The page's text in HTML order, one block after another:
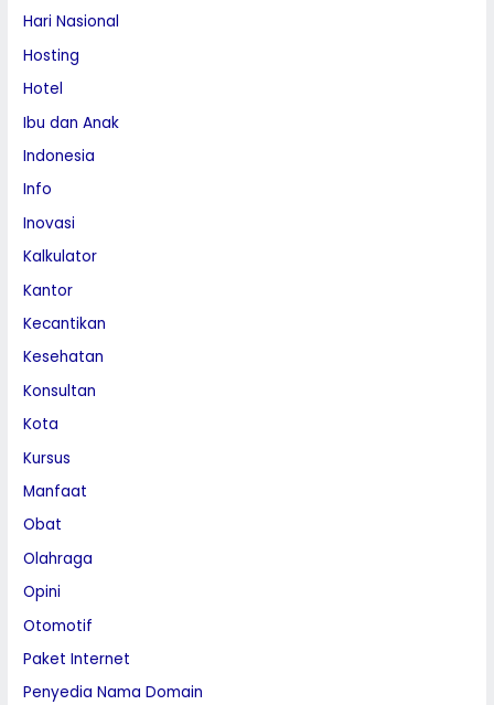
Hari Nasional
Hosting
Hotel
Ibu dan Anak
Indonesia
Info
Inovasi
Kalkulator
Kantor
Kecantikan
Kesehatan
Konsultan
Kota
Kursus
Manfaat
Obat
Olahraga
Opini
Otomotif
Paket Internet
Penyedia Nama Domain